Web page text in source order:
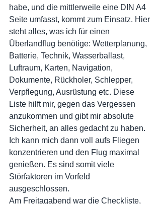
habe, und die mittlerweile eine DIN A4
Seite umfasst, kommt zum Einsatz. Hier
steht alles, was ich für einen
Überlandflug benötige: Wetterplanung,
Batterie, Technik, Wasserballast,
Luftraum, Karten, Navigation,
Dokumente, Rückholer, Schlepper,
Verpflegung, Ausrüstung etc. Diese
Liste hilft mir, gegen das Vergessen
anzukommen und gibt mir absolute
Sicherheit, an alles gedacht zu haben.
Ich kann mich dann voll aufs Fliegen
konzentrieren und den Flug maximal
genießen. Es sind somit viele
Störfaktoren im Vorfeld
ausgeschlossen.
Am Freitagabend war die Checkliste,